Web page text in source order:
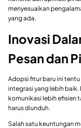
menyesuaikan
yang ada.
Inovasi
Pesan dan
Adopsi fitur baru ini
integrasi yang lebih
komunikasi lebih efisien
harus diunduh.
Salah satu keuntungan